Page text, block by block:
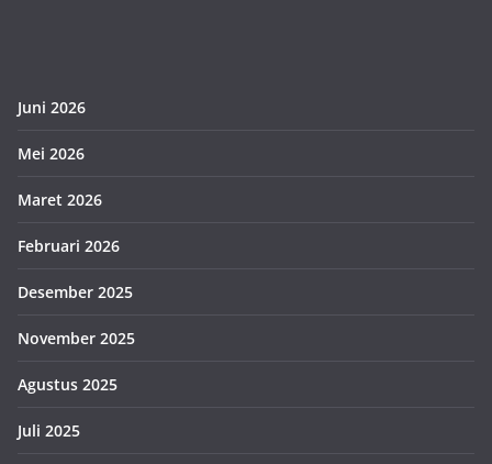
Juni 2026
Mei 2026
Maret 2026
Februari 2026
Desember 2025
November 2025
Agustus 2025
Juli 2025